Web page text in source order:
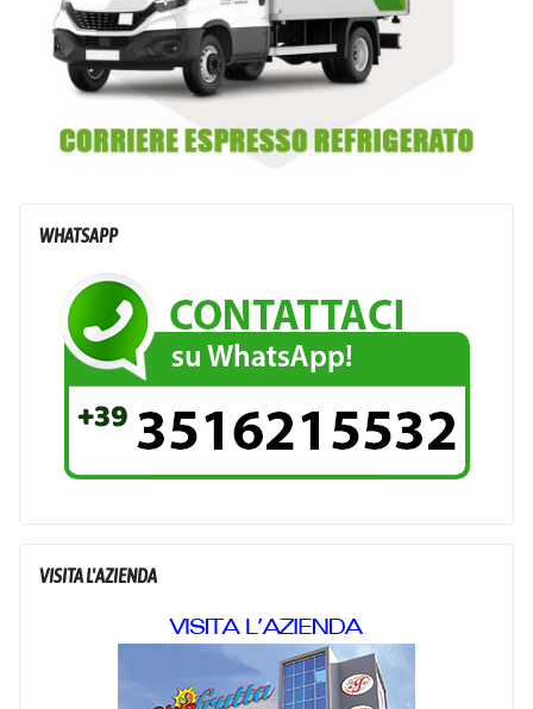
WHATSAPP
VISITA L'AZIENDA